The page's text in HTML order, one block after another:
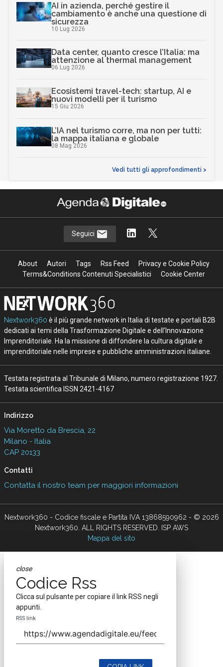
AI in azienda, perché gestire il
cambiamento è anche una questione di
sicurezza
10 Lug 2026
Data center, quanto cresce l’Italia: ma
attenzione al thermal management
06 Lug 2026
Ecosistemi travel-tech: startup, AI e
nuovi modelli per il turismo
15 Giu 2026
L’IA nel turismo corre, ma non per tutti:
la mappa italiana e globale
08 Mag 2026
Vedi tutti gli approfondimenti >
Seguici
About Autori Tags Rss Feed
Privacy e Cookie Policy
Terms&Conditions Contenuti Specialistici
Cookie Center
Nextwork360 è il più grande network in Italia di testate e portali B2B
dedicati ai temi della Trasformazione Digitale e dell’Innovazione
Imprenditoriale. Ha la missione di diffondere la cultura digitale e
imprenditoriale nelle imprese e pubbliche amministrazioni italiane.
Testata registrata al Tribunale di Milano, numero registrazione 1927.
Testata scientifica ISSN 2421-4167
Indirizzo
Via Moretto da Brescia, 22
Milano - Italia
CAP 20133
Contatti
Contatta il nostro team per maggiori informazioni
Nextwork360 - Codice fiscale e Partita IVA 13868590962 - © 2026
Nextwork360. ALL RIGHTS RESERVED. ISP AWS
Mappa del sito
close
Codice Rss
Clicca sul pulsante per copiare il link RSS negli
appunti.
RSS link